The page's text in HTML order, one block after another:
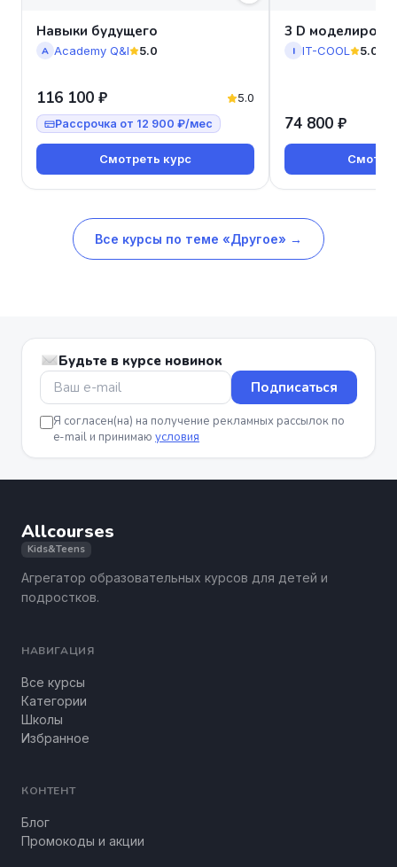
Навыки будущего
A Academy Q&I 5.0
116 100 ₽ 5.0
Рассрочка от 12 900 ₽/мес
Смотреть курс
3 D
I IT-COOL 5.0
74 800 ₽
Все курсы по теме «Другое» →
Будьте в курсе новинок
Подписаться
Я согласен(на) на получение рекламных рассылок по
e-mail и принимаю условия
Allcourses
Kids&Teens
Агрегатор образовательных курсов для детей и
подростков.
НАВИГАЦИЯ
Все курсы
Категории
Школы
Избранное
КОНТЕНТ
Блог
Промокоды и акции